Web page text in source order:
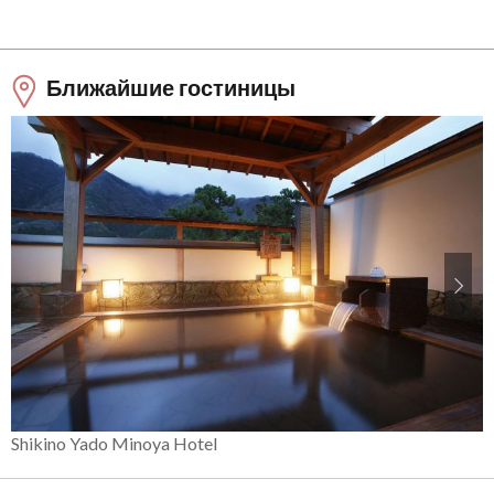
Ближайшие гостиницы
Shikino Yado Minoya Hotel